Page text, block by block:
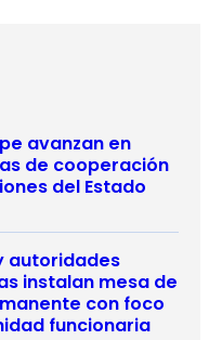
avanzan en
de cooperación
del Estado
autoridades
instalan mesa de
con foco
funcionaria